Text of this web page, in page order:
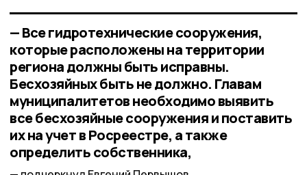
— Все гидротехнические сооружения,
которые расположены на территории
региона должны быть исправны.
Бесхозяйных быть не должно. Главам
муниципалитетов необходимо выявить
все бесхозяйные сооружения и поставить
их на учет в Росреестре, а также
определить собственника,